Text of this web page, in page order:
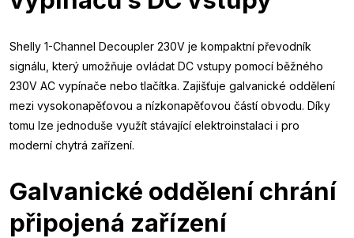
Shelly 1-Channel Decoupler 230V je kompaktní převodník
signálu, který umožňuje ovládat DC vstupy pomocí běžného
230V AC vypínače nebo tlačítka. Zajišťuje galvanické oddělení
mezi vysokonapěťovou a nízkonapěťovou částí obvodu. Díky
tomu lze jednoduše využít stávající elektroinstalaci i pro
moderní chytrá zařízení.
Galvanické oddělení chrání
připojená zařízení